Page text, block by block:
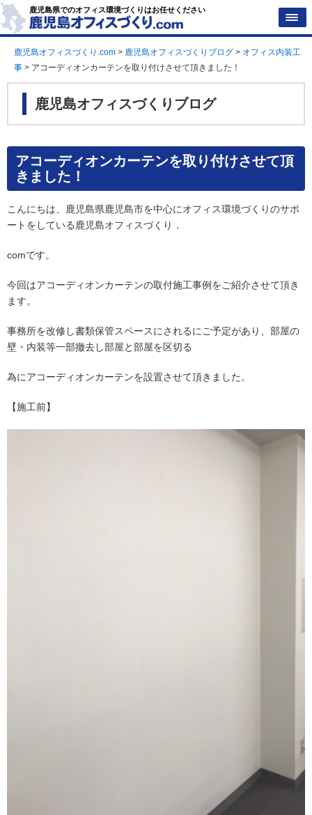
鹿児島県でのオフィス環境づくりはお任せください
鹿児島オフィスづくり.com > 鹿児島オフィスづくりブログ > オフィス内装工
事 > アコーディオンカーテンを取り付けさせて頂きました！
鹿児島オフィスづくりブログ
アコーディオンカーテンを取り付けさせて頂
きました！
こんにちは、鹿児島県鹿児島市を中心にオフィス環境づくりのサポ
ートをしている鹿児島オフィスづくり．
comです。
今回はアコーディオンカーテンの取付施工事例をご紹介させて頂き
ます。
事務所を改修し書類保管スペースにされるにご予定があり、部屋の
壁・内装等一部撤去し部屋と部屋を区切る
為にアコーディオンカーテンを設置させて頂きました。
【施工前】